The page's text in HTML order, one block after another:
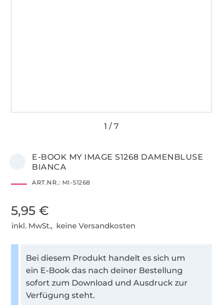
E-BOOK MY IMAGE S1268 DAMENBLUSE
BIANCA
ART.NR.: MI-S1268
5,95 €
inkl. MwSt., keine Versandkosten
Bei diesem Produkt handelt es sich um
ein E-Book das nach deiner Bestellung
sofort zum Download und Ausdruck zur
Verfügung steht.